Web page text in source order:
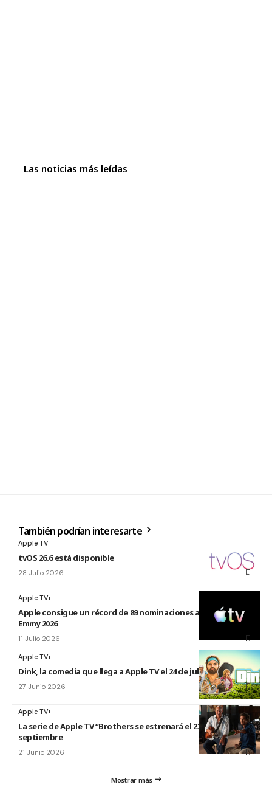
Las noticias más leídas
También podrían interesarte
Apple TV
tvOS 26.6 está disponible
28 Julio 2026
Apple TV+
Apple consigue un récord de 89 nominaciones a los premios
Emmy 2026
11 Julio 2026
Apple TV+
Dink, la comedia que llega a Apple TV el 24 de julio
27 Junio 2026
Apple TV+
La serie de Apple TV “Brothers se estrenará el 23 de
septiembre
21 Junio 2026
Mostrar más